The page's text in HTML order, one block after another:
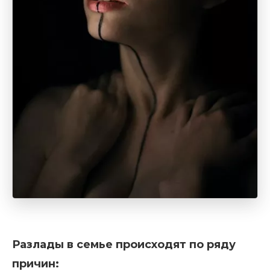
Разлады в семье происходят по ряду
причин: